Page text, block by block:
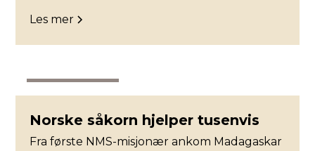
Les mer
Norske såkorn hjelper tusenvis
Fra første NMS-misjonær ankom Madagaskar